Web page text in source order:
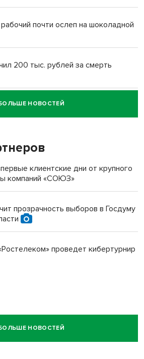
почти ослеп на шоколадной
200 тыс. рублей за смерть
водителя за смерть
НОВОСТЕЙ
клиентские дни от крупного
компаний «СОЮЗ»
прозрачность выборов в Госдуму
проведет кибертурнир
НОВОСТЕЙ